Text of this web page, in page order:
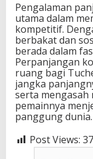
Pengalaman
utama dalam
kompetitif.
berbakat dan
berada dalam
Perpanjangan
ruang bagi
jangka
serta mengasah
pemainnya
panggung dunia.
Post Views: